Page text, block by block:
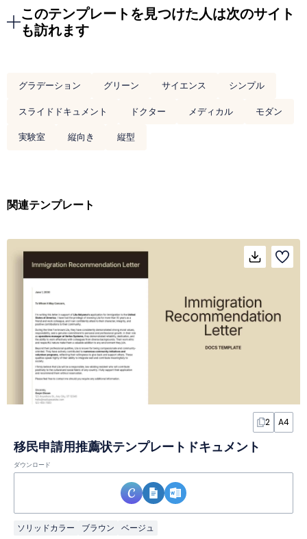
このテンプレートを見つけた人は次のサイト
も訪れます
グラデーション グリーン サイエンス
シンプル
スライドドキュメント
ドクター メディカル
モダン
実験室
縦向き 縦型
関連テンプレート
2 A4
移民申請用推薦状テンプレートドキュメント
ダウンロード
ソリッドカラー ブラウン ベージュ